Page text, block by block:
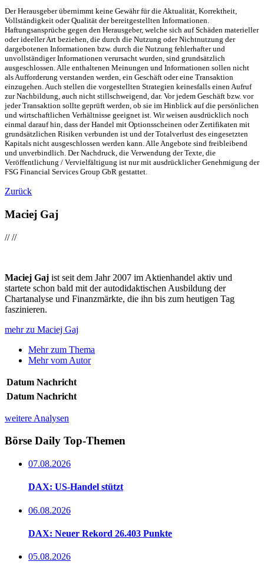
Der Herausgeber übernimmt keine Gewähr für die Aktualität, Korrektheit,
Vollständigkeit oder Qualität der bereitgestellten Informationen.
Haftungsansprüche gegen den Herausgeber, welche sich auf Schäden materieller
oder ideeller Art beziehen, die durch die Nutzung oder Nichtnutzung der
dargebotenen Informationen bzw. durch die Nutzung fehlerhafter und
unvollständiger Informationen verursacht wurden, sind grundsätzlich
ausgeschlossen. Alle enthaltenen Meinungen und Informationen sollen nicht
als Aufforderung verstanden werden, ein Geschäft oder eine Transaktion
einzugehen. Auch stellen die vorgestellten Strategien keinesfalls einen Aufruf
zur Nachbildung, auch nicht stillschweigend, dar. Vor jedem Geschäft bzw. vor
jeder Transaktion sollte geprüft werden, ob sie im Hinblick auf die persönlichen
und wirtschaftlichen Verhältnisse geeignet ist. Wir weisen ausdrücklich noch
einmal darauf hin, dass der Handel mit Optionsscheinen oder Zertifikaten mit
grundsätzlichen Risiken verbunden ist und der Totalverlust des eingesetzten
Kapitals nicht ausgeschlossen werden kann. Alle Angebote sind freibleibend
und unverbindlich. Der Nachdruck, die Verwendung der Texte, die
Veröffentlichung / Vervielfältigung ist nur mit ausdrücklicher Genehmigung der
FSG Financial Services Group GbR gestattet.
Zurück
Maciej Gaj
////
Maciej Gaj ist seit dem Jahr 2007 im Aktienhandel aktiv und
startete schon bald mit der autodidaktischen Ausbildung der
Chartanalyse und Finanzmärkte, die ihn bis zum heutigen Tag
faszinieren.
mehr zu Maciej Gaj
Mehr zum Thema
Mehr vom Autor
Datum Nachricht
Datum Nachricht
weitere Analysen
Börse Daily Top-Themen
07.08.2026
DAX: US-Handel stützt
06.08.2026
DAX: Neuer Rekord 26.403 Punkte
05.08.2026